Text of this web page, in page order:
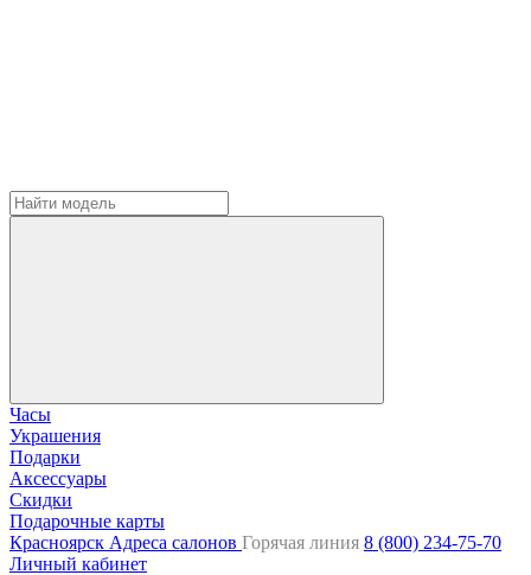
Часы
Украшения
Подарки
Аксессуары
Скидки
Подарочные карты
Красноярск Адреса салонов Горячая линия 8 (800) 234-75-70
Личный кабинет